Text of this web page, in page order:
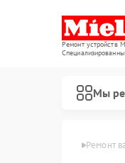
Ремонт устройств
Мы
в Владивостоке Ремонт